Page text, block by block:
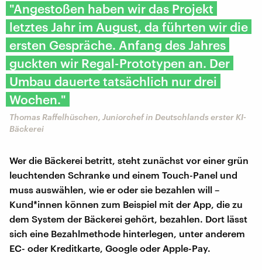
"Angestoßen haben wir das Projekt
letztes Jahr im August, da führten wir die
ersten Gespräche. Anfang des Jahres
guckten wir Regal-Prototypen an. Der
Umbau dauerte tatsächlich nur drei
Wochen."
Thomas Raffelhüschen, Juniorchef in Deutschlands erster KI-
Bäckerei
Wer die Bäckerei betritt, steht zunächst vor einer grün
leuchtenden Schranke und einem Touch-Panel und
muss auswählen, wie er oder sie bezahlen will –
Kund*innen können zum Beispiel mit der App, die zu
dem System der Bäckerei gehört, bezahlen. Dort lässt
sich eine Bezahlmethode hinterlegen, unter anderem
EC- oder Kreditkarte, Google oder Apple-Pay.